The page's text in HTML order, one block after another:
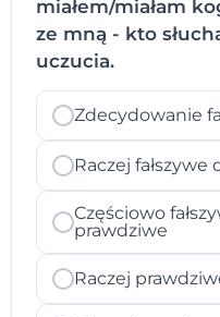
miałem/miałam
ze mną - kto
uczucia.
Zdecydowanie
Raczej fałszywe
Częściowo
prawdziwe
Raczej